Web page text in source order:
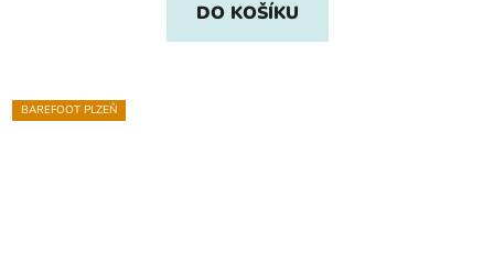
DO KOŠÍKU
BAREFOOT PLZEŇ